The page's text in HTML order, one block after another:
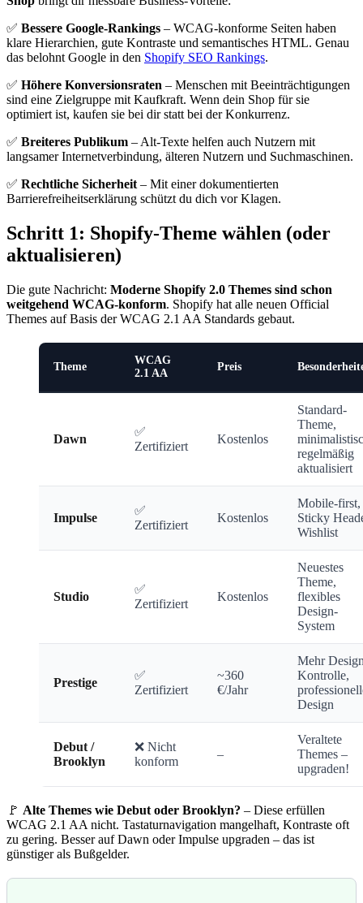
✅ Bessere Google-Rankings – WCAG-konforme Seiten haben
klare Hierarchien, gute Kontraste und semantisches HTML. Genau
das belohnt Google in den Shopify SEO Rankings.
✅ Höhere Konversionsraten – Menschen mit Beeinträchtigungen
sind eine Zielgruppe mit Kaufkraft. Wenn dein Shop für sie
optimiert ist, kaufen sie bei dir statt bei der Konkurrenz.
✅ Breiteres Publikum – Alt-Texte helfen auch Nutzern mit
langsamer Internetverbindung, älteren Nutzern und Suchmaschinen.
✅ Rechtliche Sicherheit – Mit einer dokumentierten
Barrierefreiheitserklärung schützt du dich vor Klagen.
Schritt 1: Shopify-Theme wählen (oder
aktualisieren)
Die gute Nachricht: Moderne Shopify 2.0 Themes sind schon
weitgehend WCAG-konform. Shopify hat alle neuen Official
Themes auf Basis der WCAG 2.1 AA Standards gebaut.
Theme
WCAG
2.1 AA
Preis
Dawn
✅
Zertifiziert
Kostenlos
Standard-
Theme,
regelmäßig
aktualisiert
Impulse
✅
Zertifiziert
Kostenlos
Mobile-first,
Sticky
Wishlist
Studio
✅
Zertifiziert
Kostenlos
Neuestes
Theme,
flexibles
Design-
System
Prestige
✅
Zertifiziert
~360
€/Jahr
Mehr
Kontrolle,
Design
Debut /
Brooklyn
❌ Nicht
konform
–
Veraltete
Themes –
upgraden!
🚩 Alte Themes wie Debut oder Brooklyn? – Diese erfüllen
WCAG 2.1 AA nicht. Tastaturnavigation mangelhaft, Kontraste oft
zu gering. Besser auf Dawn oder Impulse upgraden – das ist
günstiger als Bußgelder.